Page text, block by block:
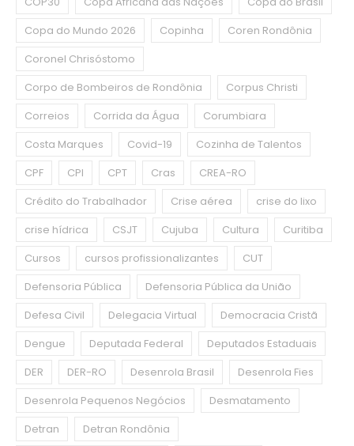
Copa do Mundo 2026
Copinha
Coren Rondônia
Coronel Chrisóstomo
Corpo de Bombeiros de Rondônia
Corpus Christi
Correios
Corrida da Água
Corumbiara
Costa Marques
Covid-19
Cozinha de Talentos
CPF
CPI CPT Cras
CREA-RO
Crédito do Trabalhador
Crise aérea
crise do lixo
crise hídrica
CSJT Cujuba Cultura
Curitiba
Cursos
cursos profissionalizantes
CUT
Defensoria Pública
Defensoria Pública da União
Defesa Civil
Delegacia Virtual
Democracia Cristã
Dengue
Deputada Federal
Deputados Estaduais
DER
DER-RO Desenrola Brasil
Desenrola Fies
Desenrola Pequenos Negócios
Desmatamento
Detran
Detran Rondônia